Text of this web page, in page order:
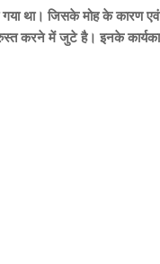
गया था। जिसके मोह के कारण एवं
करने में जुटेहै। इनके